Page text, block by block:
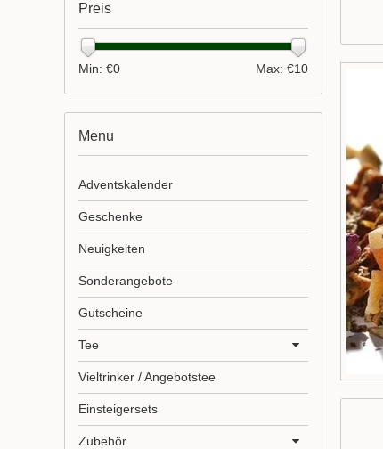
Preis
Min: €0 Max: €10
Menu
Adventskalender
Geschenke
Neuigkeiten
Sonderangebote
Gutscheine
Tee
Vieltrinker / Angebotstee
Einsteigersets
Zubehör